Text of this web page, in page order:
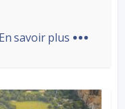
En savoir plus ...